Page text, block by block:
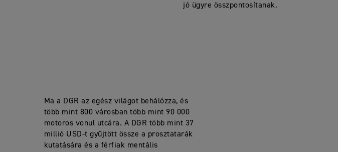
jó ügyre összpontosítanak.
Ma a DGR az egész világot behálózza, és
több mint 800 városban több mint 90 000
motoros vonul utcára. A DGR több mint 37
millió USD-t gyűjtött össze a prosztatarák
kutatására és a férfiak mentális